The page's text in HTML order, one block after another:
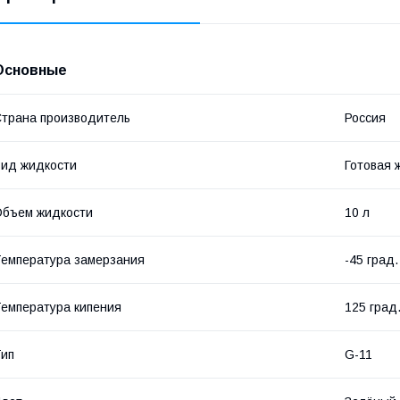
производитель Россия
жидкости Готовая
жидкости 10 л
замерзания -45 град.
кипения 125 град.
G-11